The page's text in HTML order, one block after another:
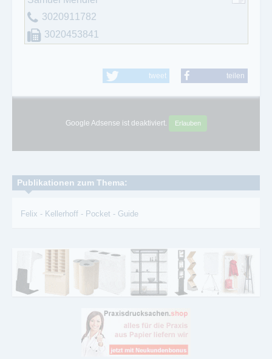
3020911782
3020453841
tweet teilen
Google Adsense ist deaktiviert. Erlauben
Publikationen zum Thema:
Felix - Kellerhoff - Pocket - Guide